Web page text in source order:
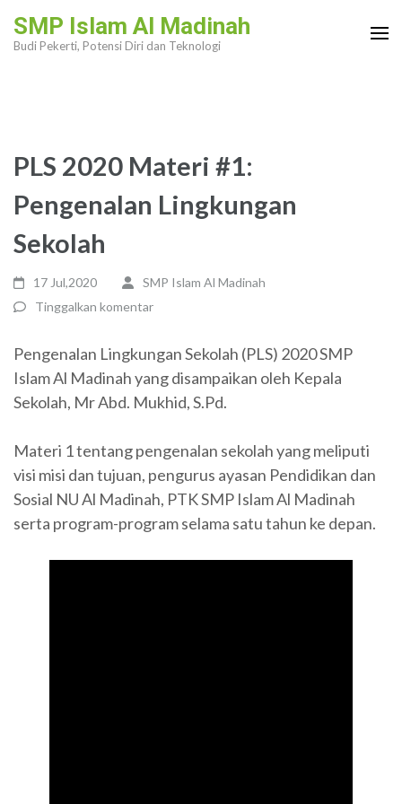
keSMP Islam Al Madinah
Budi Pekerti, Potensi Diri dan Teknologi
PLS 2020 Materi #1:
Pengenalan Lingkungan
Sekolah
17 Jul,2020
SMP Islam Al Madinah
Tinggalkan komentar
Pengenalan Lingkungan Sekolah (PLS) 2020 SMP
Islam Al Madinah yang disampaikan oleh Kepala
Sekolah, Mr Abd. Mukhid, S.Pd.
Materi 1 tentang pengenalan sekolah yang meliputi
visi misi dan tujuan, pengurus ayasan Pendidikan dan
Sosial NU Al Madinah, PTK SMP Islam Al Madinah
serta program-program selama satu tahun ke depan.